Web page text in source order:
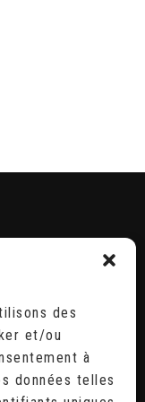
des
et/ou
à
données telles